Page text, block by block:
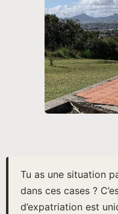
Tu as une situation
dans ces cases ?
d’expatriation est